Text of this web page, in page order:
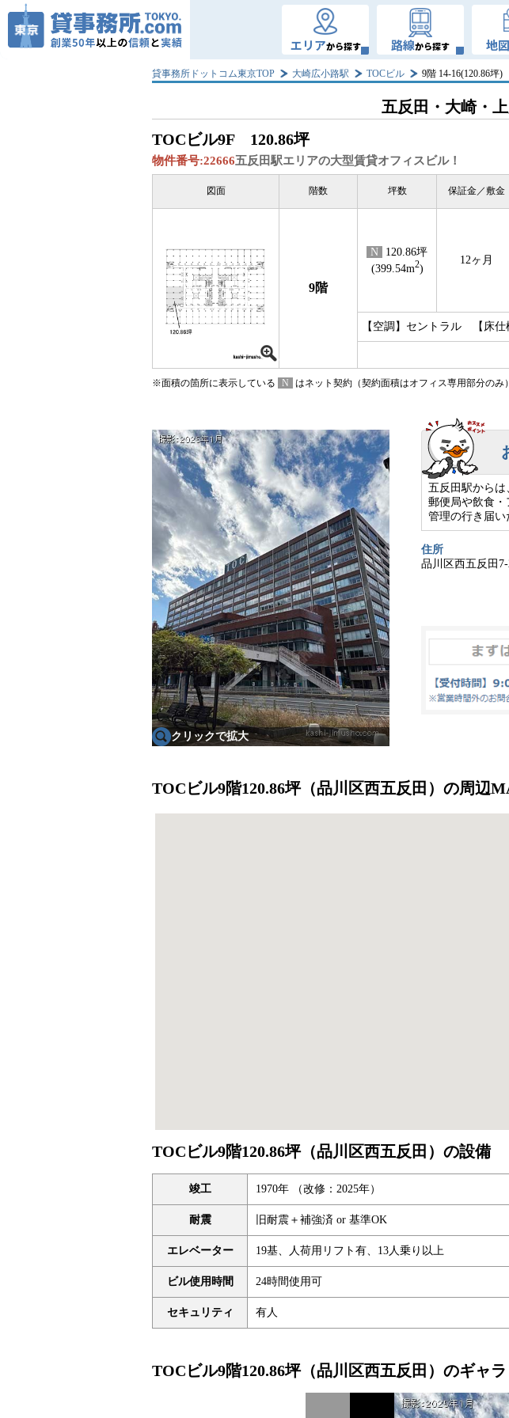
エリアから探す 路線から探す 地図
貸事務所ドットコム東京TOP 大崎広小路駅 TOCビル 9階 14-16(120.86坪)
五反田・大崎・
TOCビル9F 120.86坪
物件番号:22666五反田駅エリアの大型賃貸オフィスビル！
図面 階数 坪数 保証金／敷金
9階
N
120.86坪
(399.54m2)
12ヶ月
【空調】セントラル 【床
※面積の箇所に表示している N はネット契約（契約面積はオフィス専用部分のみ
クリックで拡大
五反田駅からは
郵便局や飲食・
管理の行き届い
住所
品川区西五反田7-
TOCビル9階120.86坪（品川区西五反田）の周辺
TOCビル9階120.86坪（品川区西五反田）の設備
竣工 1970年 （改修：2025年）
耐震 旧耐震＋補強済 or 基準OK
エレベーター 19基、人荷用リフト有、13人乗り以上
ビル使用時間 24時間使用可
セキュリティ 有人
TOCビル9階120.86坪（品川区西五反田）のギャ